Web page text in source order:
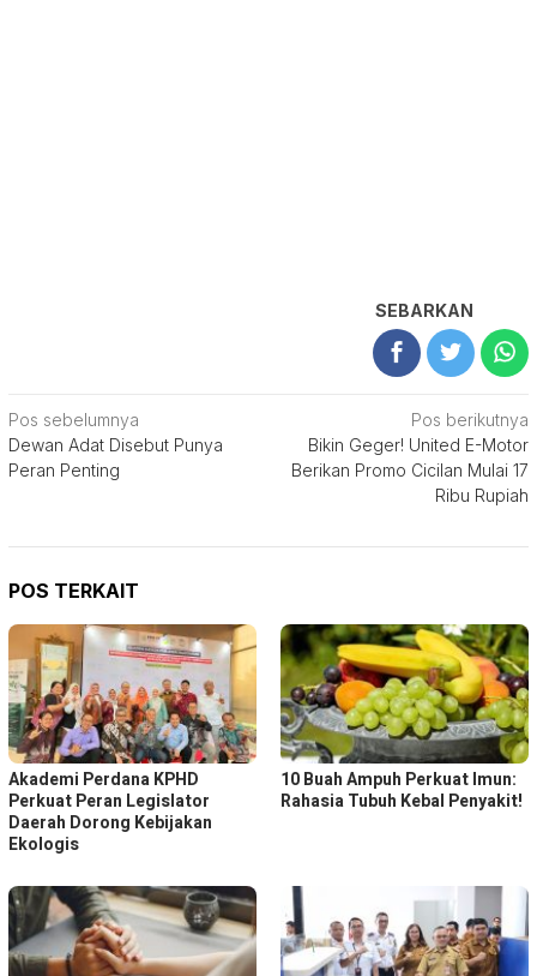
SEBARKAN
Navigasi
pos
Pos sebelumnya
Dewan Adat Disebut Punya
Peran Penting
Pos berikutnya
Bikin Geger! United E-Motor
Berikan Promo Cicilan Mulai 17
Ribu Rupiah
POS TERKAIT
Akademi Perdana KPHD
Perkuat Peran Legislator
Daerah Dorong Kebijakan
Ekologis
10 Buah Ampuh Perkuat Imun:
Rahasia Tubuh Kebal Penyakit!